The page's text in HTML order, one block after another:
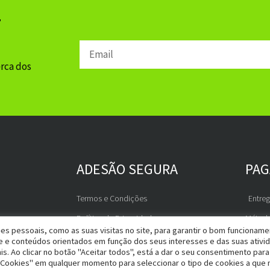
dos
Email
ADESÃO SEGURA
Termos e Condições
Política de Privacidade
RGPD
Livro de Reclamações
pessoais, como as suas visitas no site, para garantir o bom
conteúdos orientados em função dos seus interesses e das suas
Ao clicar no botão "Aceitar todos", está a dar o seu consentimento
em qualquer momento para seleccionar o tipo de cookies a que